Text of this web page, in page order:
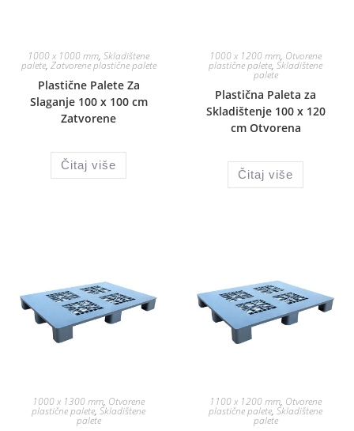
1000 x 1000 mm, Skladištene
palete, Zatvorene plastične palete
Plastične Palete Za
Slaganje 100 x 100 cm
Zatvorene
Čitaj više
1000 x 1200 mm, Otvorene
plastične palete, Skladištene
palete
Plastična Paleta za
Skladištenje 100 x 120
cm Otvorena
Čitaj više
1000 x 1300 mm, Otvorene
plastične palete, Skladištene
palete
1100 x 1200 mm, Otvorene
plastične palete, Skladištene
palete